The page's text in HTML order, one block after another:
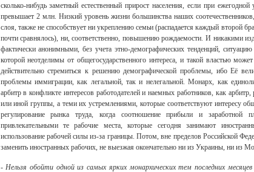
сколько-нибудь заметный естественный прирост населения, если при
превышает 2 млн. Низкий уровень жизни большинства наших
слоя, также не способствует ни укреплению семьи (распадается каждый второй
почти сравнялось), ни, соответственно, повышению рождаемости. И никакими
фактически анонимными, без учета этно-демографических тенденций,
которой неотделимы от общегосударственного интереса, и такой властью
действительно стремиться к решению демографической проблемы, ибо Её
проблемы иммиграции, как легальной, так и нелегальной. Монарх, как
арбитр в конфликте интересов работодателей и наемных работников, как
или иной группы, а теми их устремлениями, которые соответствуют интересу
регулирование рынка труда, когда соотношение прибыли и заработной
привлекательными те рабочие места, которые сегодня занимают
использование рабочей силы из-за границы. Потом, вне пределов Российской
заменить иностранных рабочих, не выезжая окончательно ни из Украины, ни из
- Нельзя обойти одной из самых ярких монархических тем последних